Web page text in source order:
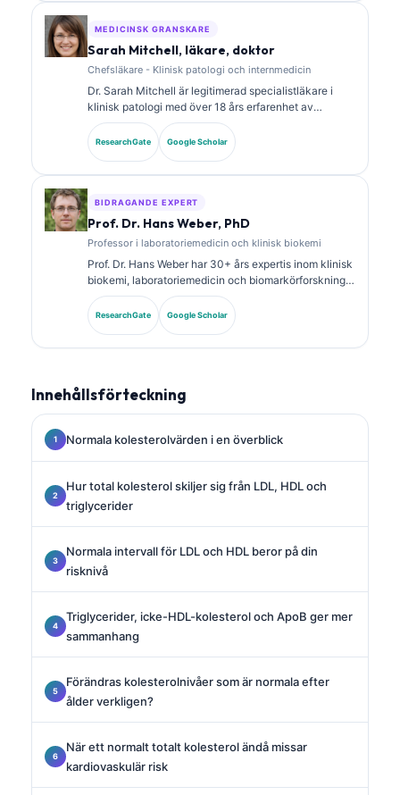
tolkning av biomarkörer och laboratoriediagnostik
inom laboratoriemedicinska områden.
MEDICINSK GRANSKARE
Sarah Mitchell, läkare, doktor
Chefsläkare - Klinisk patologi och internmedicin
Dr. Sarah Mitchell är legitimerad specialistläkare i
klinisk patologi med över 18 års erfarenhet av
laboratoriemedicin och diagnostisk analys. Hon har
specialcertifieringar inom klinisk kemi och har
publicerat omfattande forskning om biomarkörpaneler
ResearchGate Google Scholar
BIDRAGANDE EXPERT
Prof. Dr. Hans Weber, PhD
Professor i laboratoriemedicin och klinisk biokemi
Prof. Dr. Hans Weber har 30+ års expertis inom klinisk
biokemi, laboratoriemedicin och biomarkörforskning.
Tidigare president för German Society for Clinical
Chemistry, och han specialiserar sig på analys av
diagnostiska paneler, standardisering av biomarkörer
ResearchGate Google Scholar
Innehållsförteckning
Normala kolesterolvärden i en överblick
Hur total kolesterol skiljer sig från LDL, HDL och
triglycerider
Normala intervall för LDL och HDL beror på din
risknivå
Triglycerider, icke-HDL-kolesterol och ApoB ger mer
sammanhang
Förändras kolesterolnivåer som är normala efter
ålder verkligen?
När ett normalt totalt kolesterol ändå missar
kardiovaskulär risk